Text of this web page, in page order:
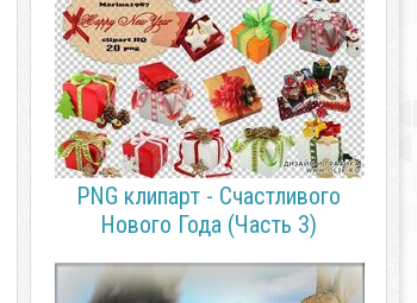
PNG клипарт - Счастливого
Нового Года (Часть 3)